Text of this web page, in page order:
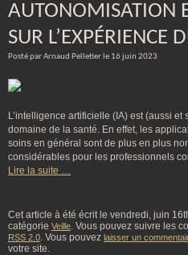
AUTONOMISATION
SUR L’EXPÉRIENCE
Posté par Arnaud Pelletier le 16 juin 2023
L’intelligence artificielle (IA) est (aussi
domaine de la santé. En effet, les
soins en général sont de plus en plus
considérables pour les professionnels
Lire la suite …
Cet article à été écrit le vendredi, juin
catégorie Veille. Vous pouvez suivre les
RSS 2.0. Vous pouvez laisser un
votre site.